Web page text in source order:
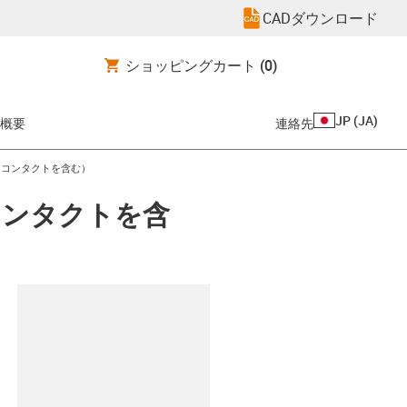
CADダウンロード
ショッピングカート (0)
要 連絡先 JP (JA)
ンタクトを含む）
タクトを含